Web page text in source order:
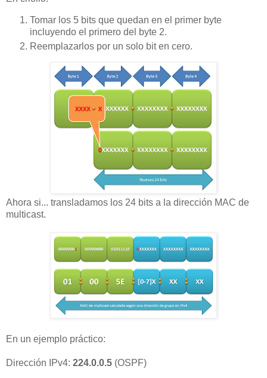
Tomar los 5 bits que quedan en el primer byte
incluyendo el primero del byte 2.
Reemplazarlos por un solo bit en cero.
Ahora si... transladamos los 24 bits a la dirección MAC de
multicast.
En un ejemplo práctico:
Dirección IPv4: 224.0.0.5 (OSPF)